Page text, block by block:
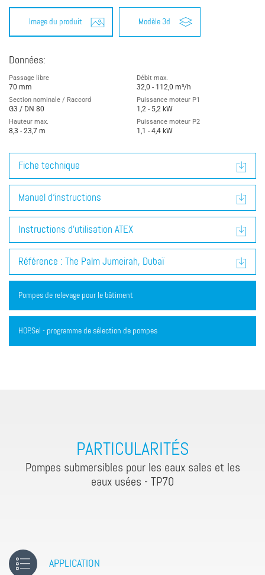
Image du produit Modèle 3d
Données:
Passage libre
70 mm
Section nominale / Raccord
G3 / DN 80
Hauteur max.
8,3 - 23,7 m
Débit max.
32,0 - 112,0 m³/h
Puissance moteur P1
1,2 - 5,2 kW
Puissance moteur P2
1,1 - 4,4 kW
Fiche technique
Manuel d‘instructions
Instructions d’utilisation ATEX
Référence : The Palm Jumeirah, Dubaï
Pompes de relevage pour le bâtiment
HOP.Sel - programme de sélection de pompes
PARTICULARITÉS
Pompes submersibles pour les eaux sales et les
eaux usées - TP70
APPLICATION